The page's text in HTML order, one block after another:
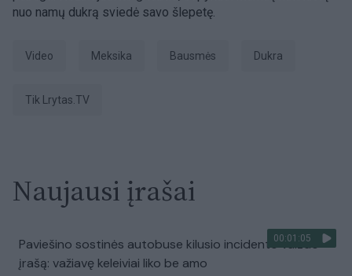
nuo namų dukrą sviedė savo šlepetę.
Video Meksika bausmės dukra
tik Lrytas.TV
Naujausi įrašai
00:01:05
Paviešino sostinės autobuse kilusio incidento vaizdo
įrašą: važiavę keleiviai liko be amo